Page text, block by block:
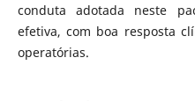
conduta adotada neste
efetiva, com boa resposta
operatórias.